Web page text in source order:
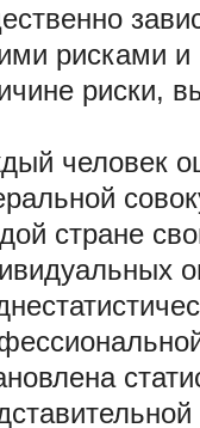
рисками
риски,
человек
стране